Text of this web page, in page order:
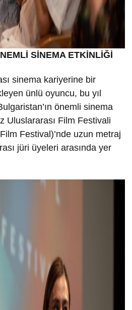
SİNEMA ETKİNLİĞİ
sinema kariyerine bir
ünlü oyuncu, bu yıl
önemli sinema
Uluslararası Film Festivali
Festival)’nde uzun metraj
jüri üyeleri arasında yer